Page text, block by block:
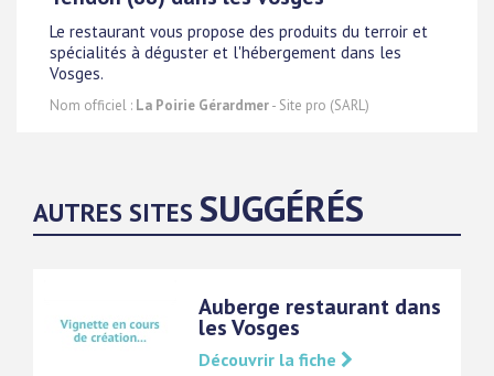
Le restaurant vous propose des produits du terroir et
spécialités à déguster et l'hébergement dans les
Vosges.
Nom officiel : La Poirie Gérardmer- Site pro (SARL)
AUTRES SITES SUGGÉRÉS
Auberge restaurant dans
les Vosges
Découvrir la fiche